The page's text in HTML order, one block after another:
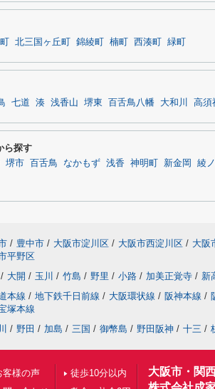
北三国ヶ丘町 錦綾町 楠町 西湊町 緑町
七道 湊 浅香山 堺東 百舌鳥八幡 大和川 高須
ら探す
堺市 百舌鳥 なかもず 浅香 神明町 新金岡 綾ノ
/ 豊中市 / 大阪市淀川区 / 大阪市西淀川区 / 大阪
平野区
/ 大開 / 玉川 / 竹島 / 野里 / 小路 / 加美正覚寺 / 新
本線 / 地下鉄千日前線 / 大阪環状線 / 阪神本線 /
塚本線
/ 野田 / 加島 / 三国 / 御幣島 / 野田阪神 / 十三 /
客様の声
徒歩10分以内
大阪市・関